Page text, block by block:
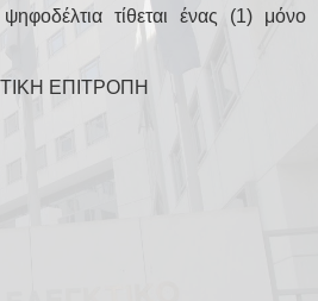
τίθεται ένας (1) μόνο
ΕΠΙΤΡΟΠΗ